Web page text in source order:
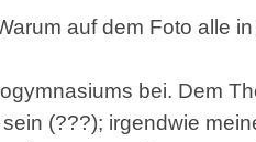
auf dem Foto alle
bei. Dem
(???); irgendwie